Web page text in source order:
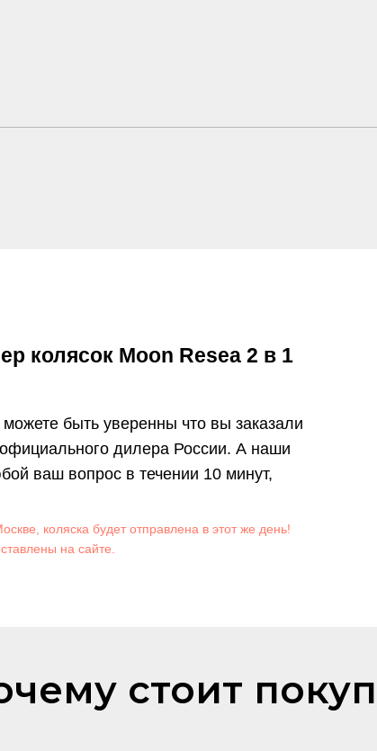
колясок Moon Resea 2 в 1
быть уверенны что вы заказали
официального дилера России. А наши
ваш вопрос в течении 10 минут,
коляска будет отправлена в этот же день!
на сайте.
стоит